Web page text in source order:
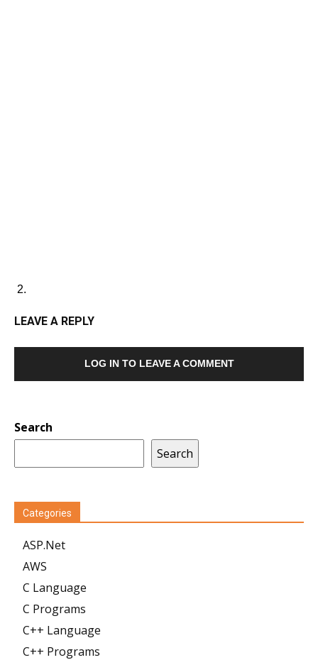
LEAVE A REPLY
LOG IN TO LEAVE A COMMENT
Search
Search
Categories
ASP.Net
AWS
C Language
C Programs
C++ Language
C++ Programs